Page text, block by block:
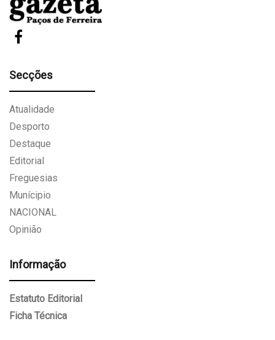
Secções
Atualidade
Desporto
Destaque
Editorial
Freguesias
Munícipio
NACIONAL
Opinião
Informação
Estatuto Editorial
Ficha Técnica